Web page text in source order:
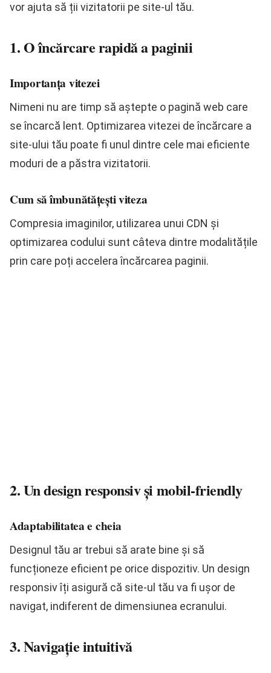
vor ajuta să ții vizitatorii pe site-ul tău.
1. O încărcare rapidă a paginii
Importanța vitezei
Nimeni nu are timp să aștepte o pagină web care
se încarcă lent. Optimizarea vitezei de încărcare a
site-ului tău poate fi unul dintre cele mai eficiente
moduri de a păstra vizitatorii.
Cum să îmbunătățești viteza
Compresia imaginilor, utilizarea unui CDN și
optimizarea codului sunt câteva dintre modalitățile
prin care poți accelera încărcarea paginii.
2. Un design responsiv și mobil-friendly
Adaptabilitatea e cheia
Designul tău ar trebui să arate bine și să
funcționeze eficient pe orice dispozitiv. Un design
responsiv îți asigură că site-ul tău va fi ușor de
navigat, indiferent de dimensiunea ecranului.
3. Navigație intuitivă